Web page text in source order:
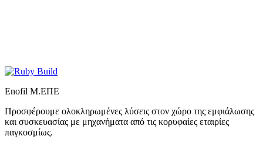
Enofil Μ.ΕΠΕ
Προσφέρουμε ολοκληρωμένες λύσεις στον χώρο της εμφιάλωσης
και συσκευασίας με μηχανήματα από τις κορυφαίες εταιρίες
παγκοσμίως.